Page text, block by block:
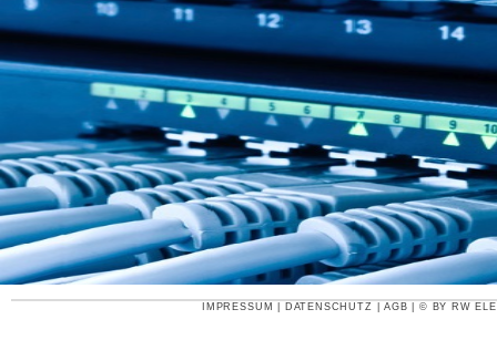
IMPRESSUM DATENSCHUTZ |AGB | © BY RW